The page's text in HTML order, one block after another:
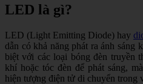
LED là gì?
LED (Light Emitting Diode) hay
dẫn có khả năng phát ra ánh sáng
biệt với các loại bóng đèn truyền
khí hoặc tóc đèn để phát sáng,
hiện tượng điện tử di chuyển trong